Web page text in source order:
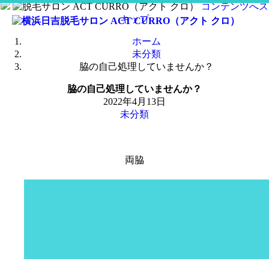
コンテンツへス
キップ
ホーム
未分類
脇の自己処理していませんか？
脇の自己処理していませんか？
2022年4月13日
未分類
両脇